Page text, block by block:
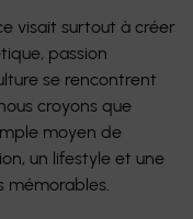
visait surtout à créer
passion
se rencontrent
croyons que
moyen de
un lifestyle et une
mémorables.